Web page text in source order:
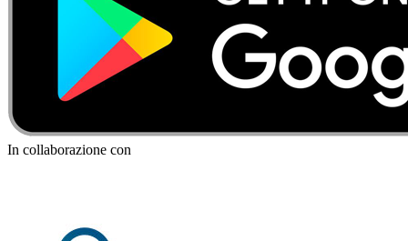
In collaborazione con